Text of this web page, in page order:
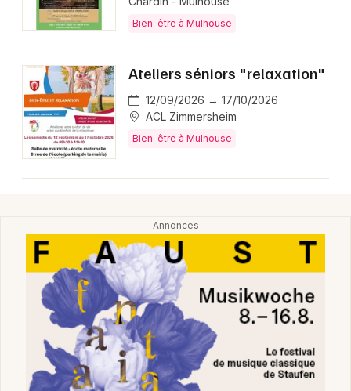
Bien-être à Mulhouse
Ateliers séniors "relaxation"
12/09/2026 → 17/10/2026
ACL Zimmersheim
Bien-être à Mulhouse